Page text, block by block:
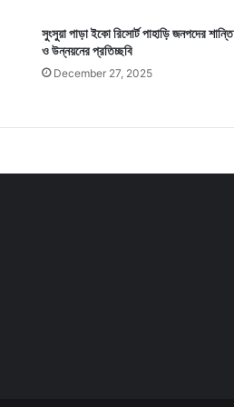
সুংসুয়া পাড়া ইকো রিসোর্ট পাহাড়ি জনপদের শান্তি
ও উন্নয়নের প্রতিচ্ছবি
December 27, 2025